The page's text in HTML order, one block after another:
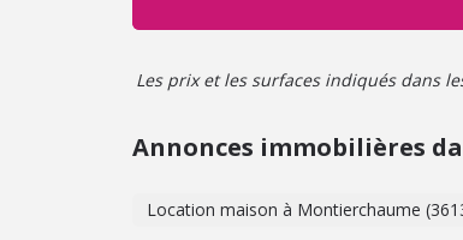
Les prix et les surfaces indiqués dans
Annonces immobilières
Location maison à Montierchaume